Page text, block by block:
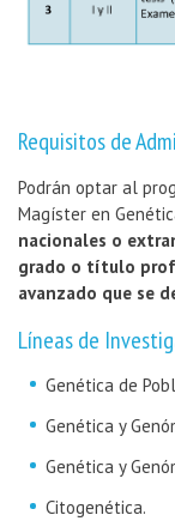
Requisitos de
Podrán optar al
Magíster en
nacionales o
grado o título
avanzado que se
Líneas de
Genética de
Genética y
Genética y
Citogenética.